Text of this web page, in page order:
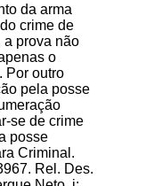
da arma
crime de
a prova não
o
Por outro
pela posse
se de crime
posse
Criminal.
Rel. Des.